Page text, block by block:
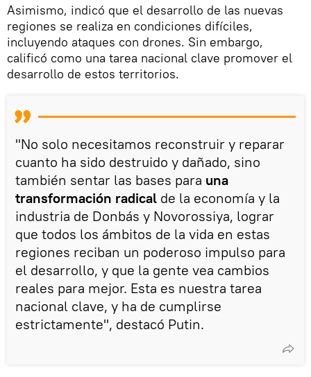
Asimismo, indicó que el desarrollo de las nuevas
regiones se realiza en condiciones difíciles,
incluyendo ataques con drones. Sin embargo,
calificó como una tarea nacional clave promover el
desarrollo de estos territorios.
"No solo necesitamos reconstruir y reparar
cuanto ha sido destruido y dañado, sino
también sentar las bases para una
transformación radical de la economía y la
industria de Donbás y Novorossiya, lograr
que todos los ámbitos de la vida en estas
regiones reciban un poderoso impulso para
el desarrollo, y que la gente vea cambios
reales para mejor. Esta es nuestra tarea
nacional clave, y ha de cumplirse
estrictamente", destacó Putin.